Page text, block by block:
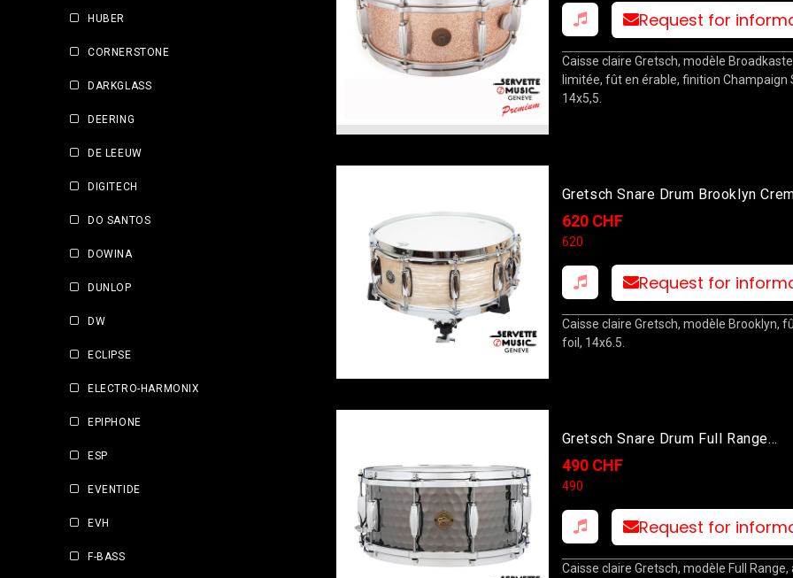
HUBER
CORNERSTONE
DARKGLASS
DEERING
DE LEEUW
DIGITECH
DO SANTOS
DOWINA
DUNLOP
DW
ECLIPSE
ELECTRO-HARMONIX
EPIPHONE
ESP
EVENTIDE
EVH
F-BASS
Request for
Caisse claire Gretsch, modèle
limitée, fût en érable, finition Champaign
14x5,5.
Gretsch Snare Drum Brooklyn
Oyster 14x5
620 CHF
620
Request for
Caisse claire Gretsch, modèle Brooklyn,
foil, 14x6.5.
Gretsch Snare Drum Full Range
Hammered 14x6.5
490 CHF
490
Request for
Caisse claire Gretsch, modèle Full Range,